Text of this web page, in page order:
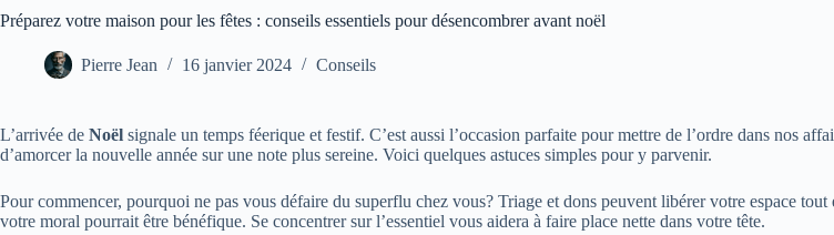
Préparez votre maison pour les fêtes : conseils essentiels pour désencombrer avant noël
Pierre Jean 16 janvier 2024 Conseils
L’arrivée de Noël signale un temps féerique et festif. C’est aussi l’occasion parfaite pour mettre de l’ordre dans nos
d’amorcer la nouvelle année sur une note plus sereine. Voici quelques astuces simples pour y parvenir.
Pour commencer, pourquoi ne pas vous défaire du superflu chez vous? Triage et dons peuvent libérer votre espace
votre moral pourrait être bénéfique. Se concentrer sur l’essentiel vous aidera à faire place nette dans votre tête.